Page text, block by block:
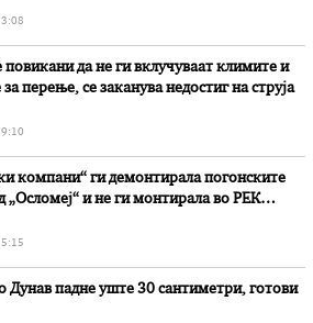
повикани да не ги вклучуваат климите и
перење, се заканува недостиг на струја
компани“ ги демонтирала погонските
„Осломеј“ и не ги монтирала во РЕК
Дунав падне уште 30 сантиметри, готови